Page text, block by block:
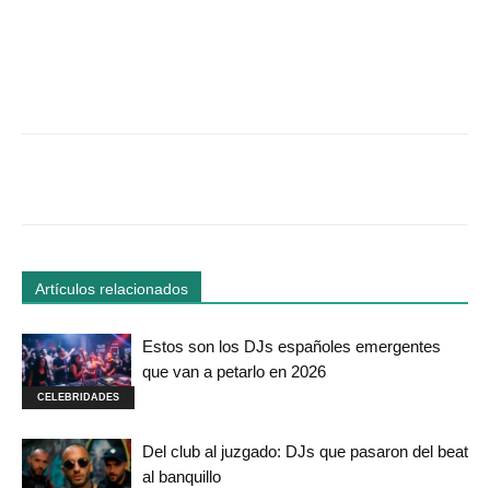
Artículos relacionados
CELEBRIDADES
Estos son los DJs españoles emergentes
que van a petarlo en 2026
Del club al juzgado: DJs que pasaron del beat
al banquillo